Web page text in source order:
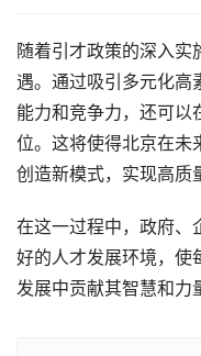
随着引才政策的深入
遇。通过吸引多元化高
能力和竞争力，还可以
位。这将使得北京在未
创造新模式，实现高质
在这一过程中，政府、
好的人才发展环境，使
发展中贡献其智慧和力